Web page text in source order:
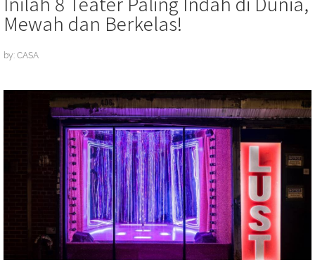
Mewah dan Berkelas!
by: CASA